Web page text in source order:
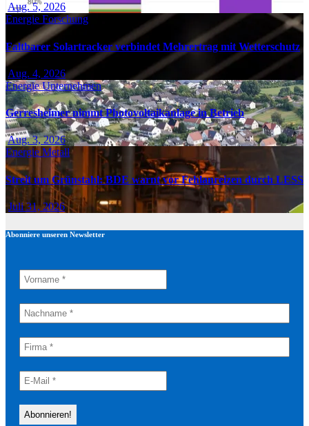
Aug. 5, 2026
Energie Forschung
Faltbarer Solartracker verbindet Mehrertrag mit Wetterschutz
Aug. 4, 2026
EnergieUnternehmen
Gerresheimer nimmt Photovoltaikanlage in Betrieb
Aug. 3, 2026
Energie Metall
Streit um Grünstahl: BDE warnt vor Fehlanreizen durch LESS
Juli 31, 2026
Abonniere unseren Newsletter